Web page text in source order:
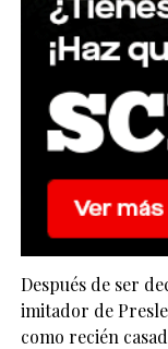
Después de ser
imitador de
como recién